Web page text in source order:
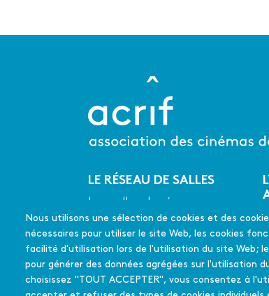
Nous utilisons une sélection de cookies et des
nécessaires pour utiliser le site Web, les cookies
facilité d'utilisation lors de l'utilisation du site Web;
pour générer des données agrégées sur l'utilisation
choisissez "TOUT ACCEPTER", vous consentez à
Menu
pied
de
page
LE RÉSEAU DE SALLES
Les salles du réseau
Les coups de coeur
Les films soutenus